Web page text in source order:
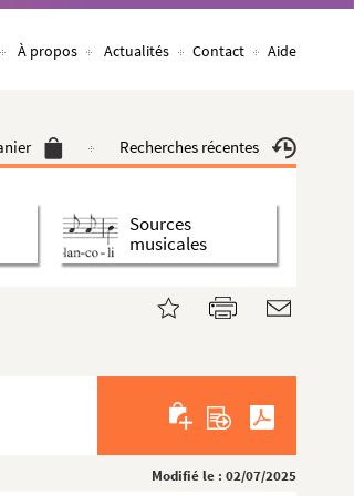
À propos Actualités Contact Aide
Recherches récentes
Sources
musicales
Modifié le : 02/07/2025